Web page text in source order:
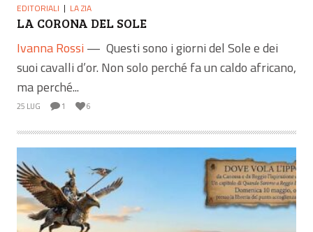
EDITORIALI LA ZIA
LA CORONA DEL SOLE
Ivanna Rossi — Questi sono i giorni del Sole e dei
suoi cavalli d’or. Non solo perché fa un caldo africano,
ma perché...
25 LUG 1 6